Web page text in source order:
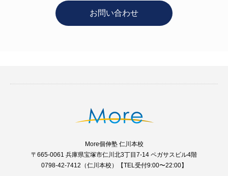
お問い合わせ
More個伸塾 仁川本校
〒665-0061 兵庫県宝塚市仁川北3丁目7-14 ペガサスビル4階
0798-42-7412（仁川本校）【TEL受付9:00〜22:00】